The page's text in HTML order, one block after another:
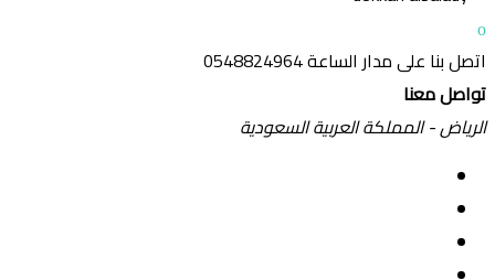
اتصل بنا على مدار الساعة0548824964
تواصل معنا
الرياض - المملكة العربية السعودية